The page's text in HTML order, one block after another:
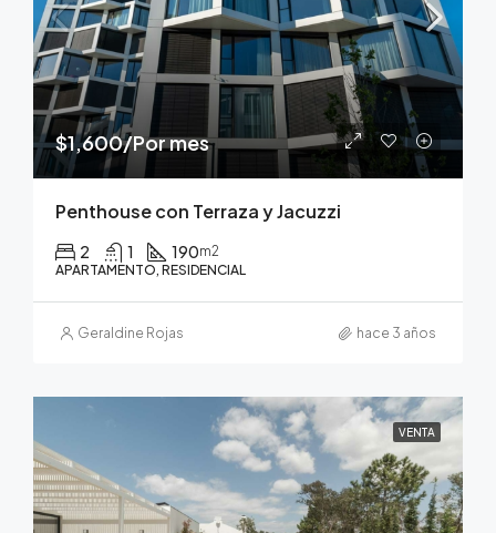
$1,600/Por mes
Penthouse con Terraza y Jacuzzi
2 1 190m2
APARTAMENTO, RESIDENCIAL
Geraldine Rojas hace 3 años
VENTA